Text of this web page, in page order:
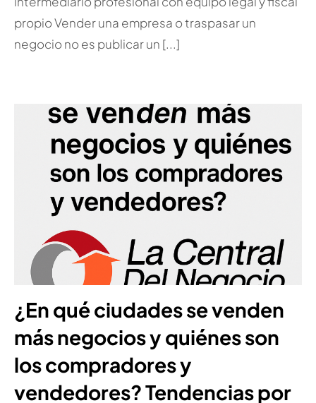
propio Vender una empresa o traspasar un
negocio no es publicar un [...]
¿En qué ciudades se venden
más negocios y quiénes son
los compradores y
vendedores? Tendencias por